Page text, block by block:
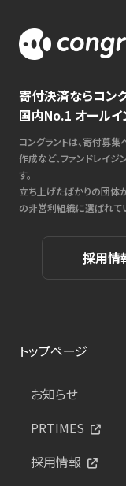
寄付決済ならコン
国内No.1 オールイ
コングラントは、寄付募
作成など、ファンドレイ
す。
立ち上げたばかりの団体
の非営利組織に選ばれて
採用情
トップページ
お知らせ
PRTIMES
採用情報